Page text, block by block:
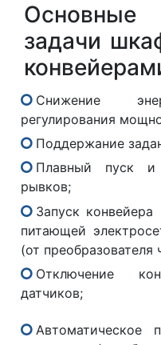
задачи
Снижение
регулирования
Поддержание
Плавный пуск и
рывков;
Запуск
питающей
(от
Отключение
датчиков;
Автоматическое